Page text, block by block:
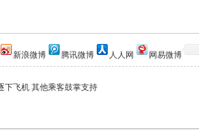
新浪微博 腾讯微博 人人网 网易微博
下飞机 其他乘客鼓掌支持